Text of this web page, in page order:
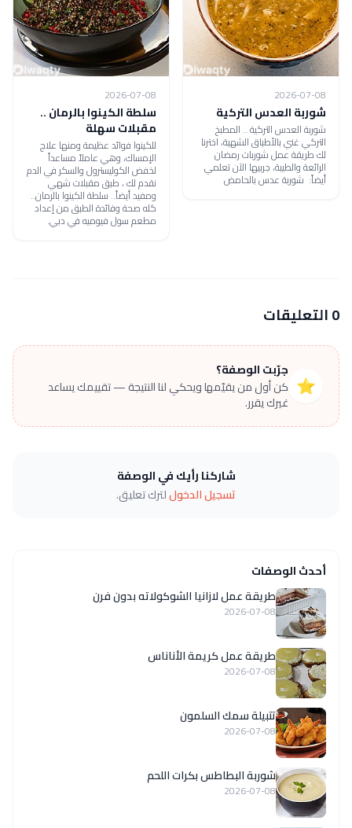
2026-07-08
شوربة العدس التركية
شوربة العدس التركية .. المطبخ
التركي غني بالأطباق الشهية، اخترنا
لك طريقة عمل شوربات رمضان
الرائعة والطيبة، جربيها الآن تعلمي
أيضاً: شوربة عدس بالحامض
2026-07-08
سلطة الكينوا بالرمان ..
مقبلات سهلة
للكينوا فوائد عظيمة ومنها علاج
الإمساك، وهي عاملاً مساعداً
لخفض الكوليسترول والسكر في الدم
نقدم لك ، طبق مقبلات شهي
ومفيد أيضاً.. سلطة الكينوا بالرمان..
كله صحة وفائدة الطبق من إعداد
مطعم سول فيوميه في دبي.
0 التعليقات
⭐
جرّبت الوصفة؟
كن أول من يقيّمها ويحكي لنا النتيجة — تقييمك يساعد
غيرك يقرر.
شاركنا رأيك في الوصفة
تسجيل الدخوللترك تعليق.
أحدث الوصفات
طريقة عمل لازانيا الشوكولاته بدون فرن
2026-07-08
طريقة عمل كريمة الأناناس
2026-07-08
تتبيلة سمك السلمون
2026-07-08
شوربة البطاطس بكرات اللحم
2026-07-08